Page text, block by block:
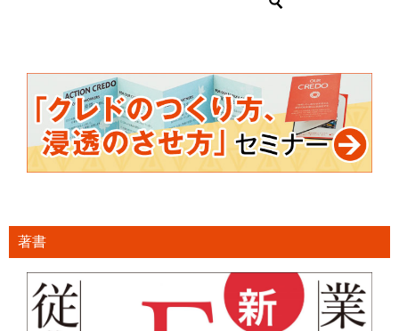
著書